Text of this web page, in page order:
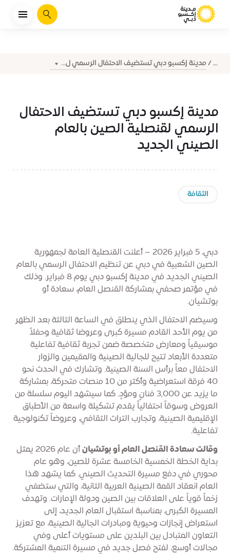
يبحث
... مدينة إكسبو دبي تستضيف الاحتفال الرسمي ل...
مدينة إكسبو دبي تستضيف الاحتفال
الرسمي لقنصلية الصين بالعام
الصيني الجديد
الثقافة
دبي، 5 فبراير 2026 – أعلنت القنصلية العامة لجمهورية
الصين الشعبية في دبي عن تنظيم الاحتفال الرسمي بالعام
الصيني الجديد في مدينة إكسبو دبي يوم 8 فبراير. وذلك
في مؤتمر صحفي بمشاركة القنصل العام، سعادة أو
بوتشيان.
وسيضم الاحتفال الذي ينطلق في الساعة الثالثة بعد الظهر
من يوم الأحد القادم مسيرة كبرى وعروضا ثقافية وحفلاً
موسيقياً ومعارض متخصصة ضمن تجربة ثقافية تفاعلية
متعددة الأبعاد تتيح للجالية الصينية والمقيمين والزوار
الاحتفال معاً برأس السنة الصينية. وتشارك في الحدث نحو
40 فرقة استعراضية وأكثر من 10 منصات متحركة، بمشاركة
ما يزيد عن 3,000 فنانٍ ومؤدٍ. كما سيشهد اليوم سلسلة من
العروض وسوقاً احتفالياً يقدم تشكيلة واسعة من الأطباق
الإقليمية الصينية، وتجارب التراث الثقافي، وعروضاً تكنولوجية
تفاعلية.
وقالت سعادة القنصل العام أو بوتشيان
أن عام 2026 يمثل
بداية الخطة الخمسية الخامسة عشرة للصين، وهو عام
محوري في دفع مسيرة التحديث الصيني. كما يشهد هذا
العام انعقاد القمة الصينية العربية الثانية، والتي ستضفي
زخماً قوياً على العلاقات بين الصين ودولة الإمارات. وتهدف
المسيرة الكبرى، بمناسبة استقبال العام الجديد، إلى
استعراض إنجازات وحيوية ومبادرات الجالية الصينية، مع تعزيز
التعاون المتبادل بين البلدين على مستويات أعلى وفي
مجالات أوسع، لفتح فصل جديد في مسيرة التنمية المشتركة.